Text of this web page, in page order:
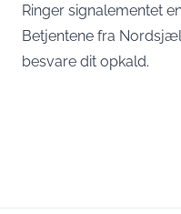
Ringer signalementet
Betjentene fra
besvare dit opkald.